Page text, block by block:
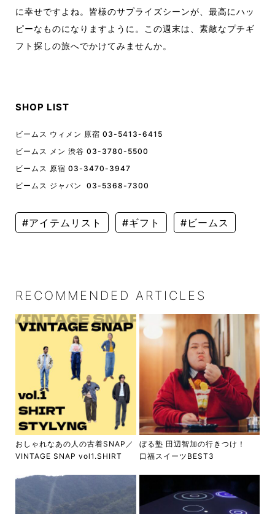
に幸せですよね。皆様のサプライズシーンが、最高にハッ
ピーなものになりますように。この週末は、素敵なプチギ
フト探しの旅へでかけてみませんか。
SHOP LIST
ビームス ウィメン 原宿 03-5413-6415
ビームス メン 渋谷 03-3780-5500
ビームス 原宿 03-3470-3947
ビームス ジャパン 03-5368-7300
#アイテムリスト #ギフト #ビームス
RECOMMENDED ARTICLES
おしゃれなあの人の古着SNAP／
VINTAGE SNAP vol1.SHIRT
ぼる塾 田辺智加の行きつけ！
口福スイーツBEST3